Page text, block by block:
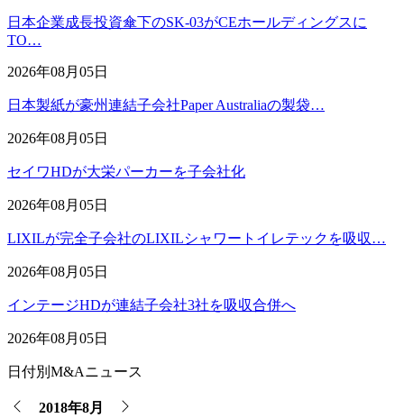
日本企業成長投資傘下のSK-03がCEホールディングスに
TO…
2026年08月05日
日本製紙が豪州連結子会社Paper Australiaの製袋…
2026年08月05日
セイワHDが大栄パーカーを子会社化
2026年08月05日
LIXILが完全子会社のLIXILシャワートイレテックを吸収…
2026年08月05日
インテージHDが連結子会社3社を吸収合併へ
2026年08月05日
日付別M&Aニュース
2018年8月